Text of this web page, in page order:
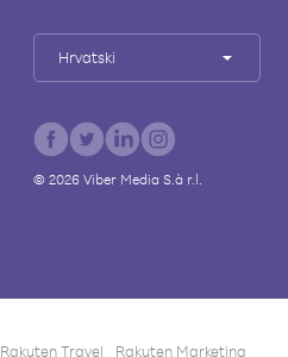
Hrvatski
© 2026Viber Media S.à r.l.
Rakuten Travel Rakuten Marketing